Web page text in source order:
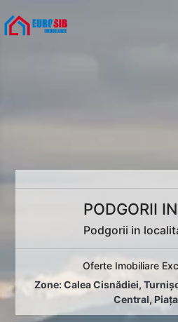
PODGORII
Podgorii in
Oferte Imobiliare
Zone:Calea Cisnădiei,
Central,